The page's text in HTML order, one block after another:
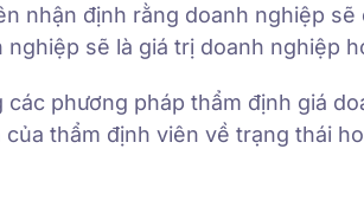
nhận định rằng doanh nghiệp
nghiệp sẽ là giá trị doanh nghiệp
các phương pháp thẩm định giá
của thẩm định viên về trạng thái